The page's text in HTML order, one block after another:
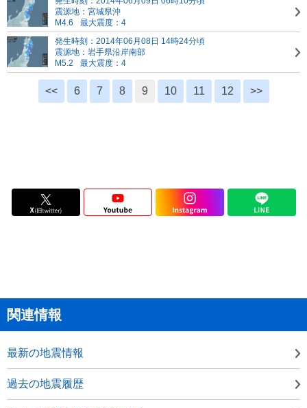
震源地：宮城県沖
M4.6
最大震度：4
発生時刻：2014年06月08日 14時24分頃
震源地：岩手県沿岸南部
M5.2
最大震度：4
<< 6 7 8 9 10 11 12 >>
関連情報
最新の地震情報
過去の地震履歴